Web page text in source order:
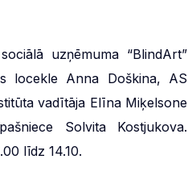
uzņēmuma “BlindArt”
locekle Anna Doškina, AS
vadītāja Elīna Miķelsone
Solvita Kostjukova.
līdz 14.10.